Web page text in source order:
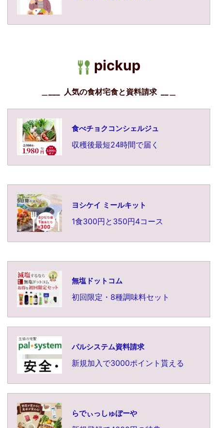
pickup
＿___ 人気の食材宅食と資料請求 __
食べチョクコンシェルジュ
収穫後最短24時間で届く
ヨシケイ ミールキット
1食300円と350円4コース
無塩ドットコム
初回限定・8種調味料セット
パルシステム資料請求
新規加入で3000ポイント貰える
らでぃっしゅぼーや